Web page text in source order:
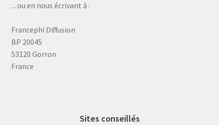
... ou en nous écrivant à :
Francephi Diffusion
BP 20045
53120 Gorron
France
Sites conseillés